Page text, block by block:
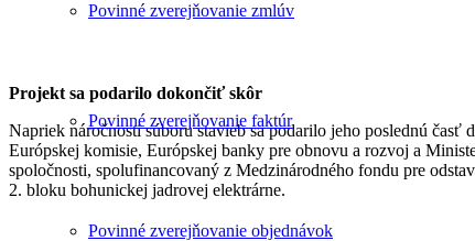
Povinné zverejňovanie zmlúv
Povinné zverejňovanie faktúr
Povinné zverejňovanie objednávok
Projekt sa podarilo dokončiť skôr
Napriek náročnosti súboru stavieb sa podarilo jeho poslednú
Európskej komisie, Európskej banky pre obnovu a rozvoj a
spoločnosti, spolufinancovaný z Medzinárodného fondu pre
2. bloku bohunickej jadrovej elektrárne.